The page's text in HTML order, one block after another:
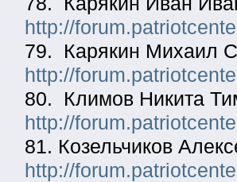
http://
79. Карякин Михаил
http://
80. Климов Никита
http://
81. Козельчиков
http://